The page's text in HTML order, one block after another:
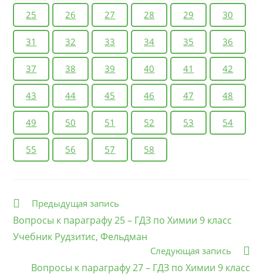
Рассчитайте его массу и объём (н. у.).
5. Рассчитайте объём (н. у.) и массу аммиака,
требующегося для получения 5 т нитрата аммония.
1. Установите соответствие между исходными и
полученными веществами.
1) (NH4)2CO3→
2) NH4Cl + H2SO4→
3) (NH4)2SO4 + КОН→
4) (NH4)2SO4 + Ba(NO3)2→
2. Отрицательную степень окисления азот проявляет
2) N2O3
3) HNO3
4) NH3
25 26 27 28 29 30
31 32 33 34 35 36
37 38 39 40 41 42
43 44 45 46 47 48
49 50 51 52 53 54
55 56 57 58
Еще
Предыдущая запись
Вопросы к параграфу 25 – ГДЗ по Химии 9 класс
Учебник Рудзитис, Фельдман
Следующая запись
Вопросы к параграфу 27 – ГДЗ по Химии 9 класс